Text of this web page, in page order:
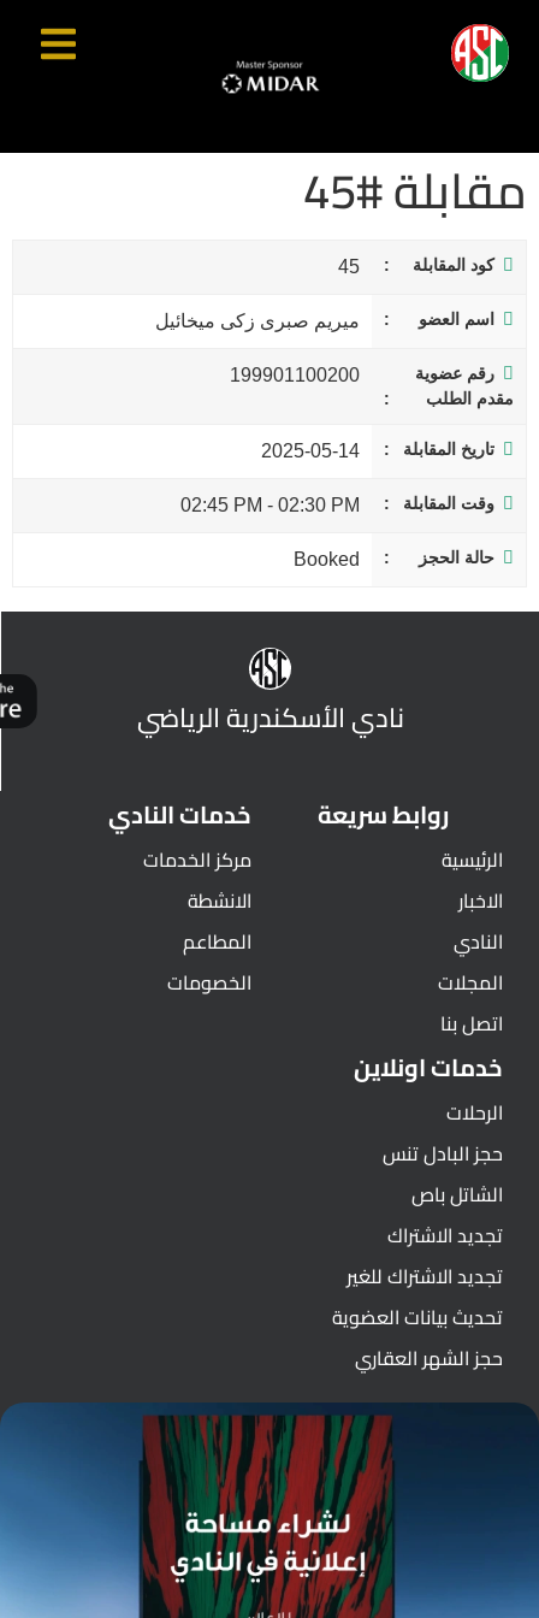
مقابلة #45
كود المقابلة 45
اسم العضو ميريم صبرى زكى ميخائيل
رقم عضوية
مقدم الطلب
199901100200
تاريخ المقابلة 2025-05-14
وقت المقابلة 02:30 PM
-
02:45 PM
حالة الحجز Booked
نادي الأسكندرية الرياضي
روابط سريعة
الرئيسية
الاخبار
النادي
المجلات
اتصل بنا
خدمات النادي
مركز الخدمات
الانشطة
المطاعم
الخصومات
خدمات اونلاين
الرحلات
حجز البادل تنس
الشاتل باص
تجديد الاشتراك
تجديد الاشتراك للغير
تحديث بيانات العضوية
حجز الشهر العقاري